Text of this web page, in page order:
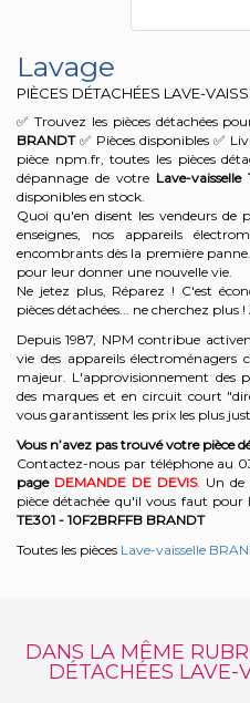
Lavage
PIÈCES DÉTACHÉES LAVE-
✅ Trouvez les pièces détachées
BRANDT ✅ Pièces disponibles ✅
pièce npm.fr, toutes les pièces
dépannage de votre Lave-vaisselle
disponibles en stock.
Quoi qu'en disent les vendeurs de
enseignes, nos appareils
encombrants dès la première
pour leur donner une nouvelle vie.
Ne jetez plus, Réparez ! C'est
pièces détachées... ne cherchez plus
Depuis 1987, NPM contribue
vie des appareils
majeur. L'approvisionnement des
des marques et en circuit court
vous garantissent les prix les plus
Vous n’avez pas trouvé votre pièce
Contactez-nous par téléphone au
page DEMANDE DE DEVIS. Un de
pièce détachée qu'il vous faut
TE301 - 10F2BRFFB BRANDT
Toutes les pièces Lave-vaisselle
DANS LA MÊME
DÉTACHÉES LAVE-